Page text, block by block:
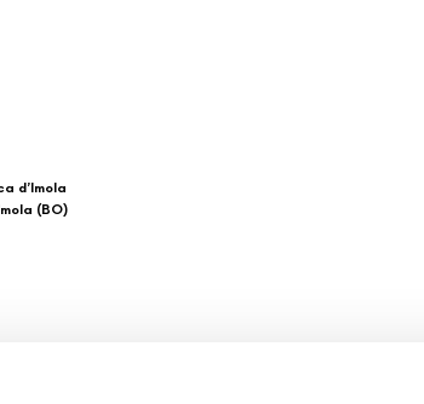
d’Imola
(BO)